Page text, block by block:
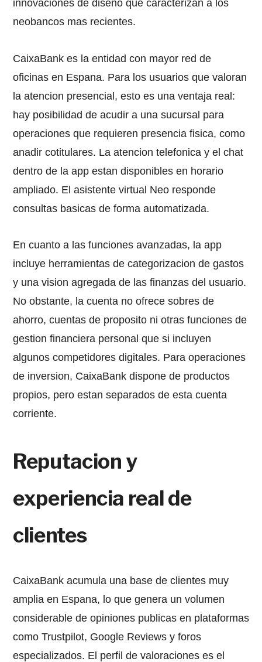
innovaciones de diseno que caracterizan a los
neobancos mas recientes.
CaixaBank es la entidad con mayor red de
oficinas en Espana. Para los usuarios que valoran
la atencion presencial, esto es una ventaja real:
hay posibilidad de acudir a una sucursal para
operaciones que requieren presencia fisica, como
anadir cotitulares. La atencion telefonica y el chat
dentro de la app estan disponibles en horario
ampliado. El asistente virtual Neo responde
consultas basicas de forma automatizada.
En cuanto a las funciones avanzadas, la app
incluye herramientas de categorizacion de gastos
y una vision agregada de las finanzas del usuario.
No obstante, la cuenta no ofrece sobres de
ahorro, cuentas de proposito ni otras funciones de
gestion financiera personal que si incluyen
algunos competidores digitales. Para operaciones
de inversion, CaixaBank dispone de productos
propios, pero estan separados de esta cuenta
corriente.
Reputacion y
experiencia real de
clientes
CaixaBank acumula una base de clientes muy
amplia en Espana, lo que genera un volumen
considerable de opiniones publicas en plataformas
como Trustpilot, Google Reviews y foros
especializados. El perfil de valoraciones es el